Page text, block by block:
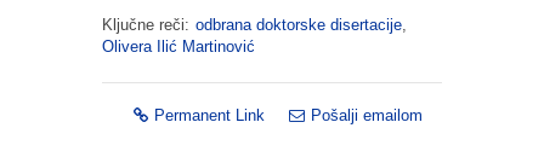
Ključne reči: odbrana doktorske disertacije,
Olivera Ilić Martinović
Permanent Link Pošalji emailom